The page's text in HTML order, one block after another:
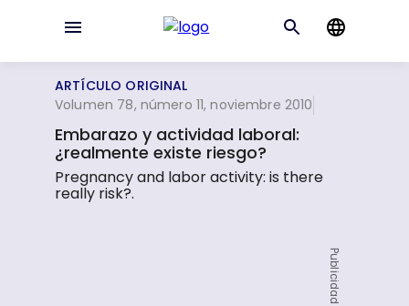
ARTÍCULO ORIGINAL
Volumen 78, número 11, noviembre 2010
Embarazo y actividad laboral:
¿realmente existe riesgo?
Pregnancy and labor activity: is there
really risk?.
Publicidad